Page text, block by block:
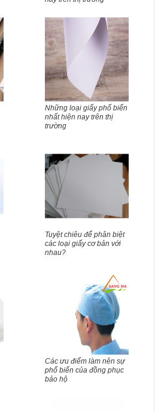
Những loại giấy phổ biến
nhất hiện nay trên thị
trường
Tuyệt chiêu để phân biệt
các loại giấy cơ bản với
nhau?
Các ưu điểm làm nên sự
phổ biến của đồng phục
bảo hộ